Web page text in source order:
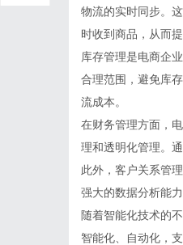
物流的实时同步。
时收到商品，从而提
库存管理是电商企
合理范围，避免库
流成本。
在财务管理方面，
理和透明化管理。
此外，客户关系管
强大的数据分析能
随着智能化技术的
智能化、自动化，